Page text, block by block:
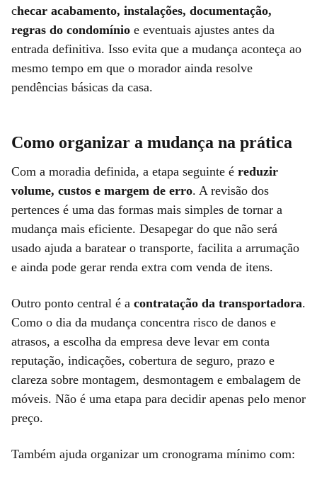
checar acabamento, instalações, documentação,
regras do condomínio e eventuais ajustes antes da
entrada definitiva. Isso evita que a mudança aconteça ao
mesmo tempo em que o morador ainda resolve
pendências básicas da casa.
Como organizar a mudança na prática
Com a moradia definida, a etapa seguinte é reduzir
volume, custos e margem de erro. A revisão dos
pertences é uma das formas mais simples de tornar a
mudança mais eficiente. Desapegar do que não será
usado ajuda a baratear o transporte, facilita a arrumação
e ainda pode gerar renda extra com venda de itens.
Outro ponto central é a contratação da transportadora.
Como o dia da mudança concentra risco de danos e
atrasos, a escolha da empresa deve levar em conta
reputação, indicações, cobertura de seguro, prazo e
clareza sobre montagem, desmontagem e embalagem de
móveis. Não é uma etapa para decidir apenas pelo menor
preço.
Também ajuda organizar um cronograma mínimo com: